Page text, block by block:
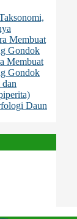
Membuat
Gondok
Membuat
Gondok
Daun